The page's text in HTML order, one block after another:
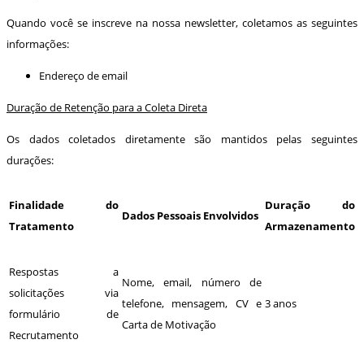
Quando você se inscreve na nossa newsletter, coletamos as seguintes
informações:
Endereço de email
Duração de Retenção para a Coleta Direta
Os dados coletados diretamente são mantidos pelas seguintes
durações:
Finalidade do
Tratamento
Dados Pessoais Envolvidos
Duração do
Armazenamento
Respostas a
solicitações via
formulário de
Recrutamento
Nome, email, número de
telefone, mensagem, CV e
Carta de Motivação
3 anos